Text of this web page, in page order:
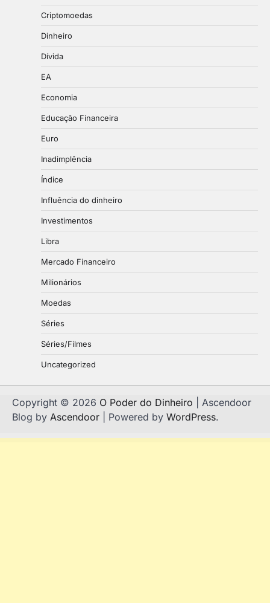
Criptomoedas
Dinheiro
Dívida
EA
Economia
Educação Financeira
Euro
Inadimplência
Índice
Influência do dinheiro
Investimentos
Libra
Mercado Financeiro
Milionários
Moedas
Séries
Séries/Filmes
Uncategorized
Copyright © 2026 O Poder do Dinheiro | Ascendoor
Blog by Ascendoor | Powered by WordPress.